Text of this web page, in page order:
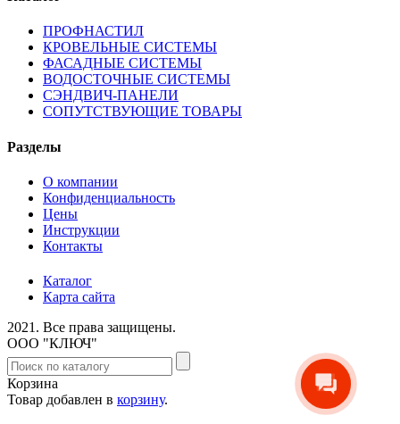
ПРОФНАСТИЛ
КРОВЕЛЬНЫЕ СИСТЕМЫ
ФАСАДНЫЕ СИСТЕМЫ
ВОДОСТОЧНЫЕ СИСТЕМЫ
СЭНДВИЧ-ПАНЕЛИ
СОПУТСТВУЮЩИЕ ТОВАРЫ
Разделы
О компании
Конфиденциальность
Цены
Инструкции
Контакты
Каталог
Карта сайта
2021. Все права защищены.
ООО "КЛЮЧ"
Корзина
Товар добавлен в корзину.